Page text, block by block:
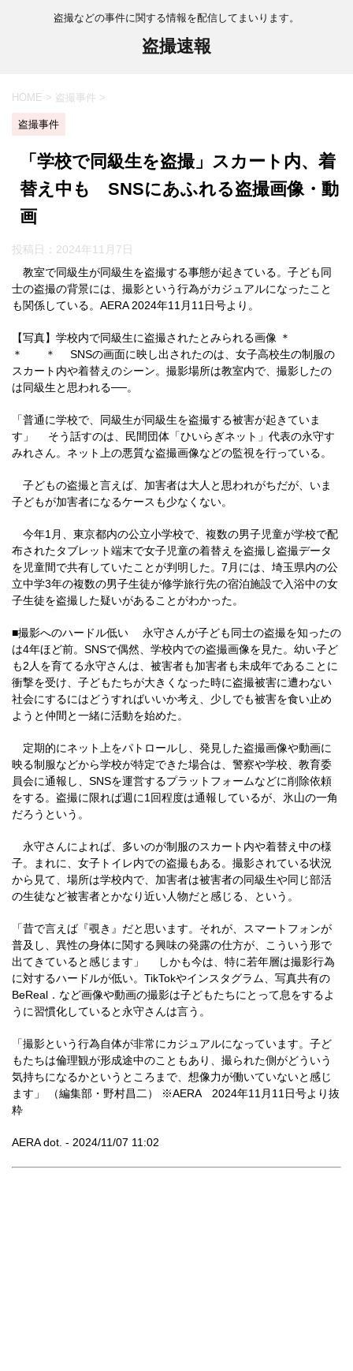
盗撮などの事件に関する情報を配信してまいります。
盗撮速報
HOME > 盗撮事件 >
盗撮事件
「学校で同級生を盗撮」スカート内、着
替え中も SNSにあふれる盗撮画像・動
画
投稿日： 2024年11月7日
教室で同級生が同級生を盗撮する事態が起きている。子ども同
士の盗撮の背景には、撮影という行為がカジュアルになったこと
も関係している。AERA 2024年11月11日号より。
【写真】学校内で同級生に盗撮されたとみられる画像 ＊
＊ ＊ SNSの画面に映し出されたのは、女子高校生の制服の
スカート内や着替えのシーン。撮影場所は教室内で、撮影したの
は同級生と思われる──。
「普通に学校で、同級生が同級生を盗撮する被害が起きていま
す」 そう話すのは、民間団体「ひいらぎネット」代表の永守す
みれさん。ネット上の悪質な盗撮画像などの監視を行っている。
子どもの盗撮と言えば、加害者は大人と思われがちだが、いま
子どもが加害者になるケースも少なくない。
今年1月、東京都内の公立小学校で、複数の男子児童が学校で配
布されたタブレット端末で女子児童の着替えを盗撮し盗撮データ
を児童間で共有していたことが判明した。7月には、埼玉県内の公
立中学3年の複数の男子生徒が修学旅行先の宿泊施設で入浴中の女
子生徒を盗撮した疑いがあることがわかった。
■撮影へのハードル低い 永守さんが子ども同士の盗撮を知ったの
は4年ほど前。SNSで偶然、学校内での盗撮画像を見た。幼い子ど
も2人を育てる永守さんは、被害者も加害者も未成年であることに
衝撃を受け、子どもたちが大きくなった時に盗撮被害に遭わない
社会にするにはどうすればいいか考え、少しでも被害を食い止め
ようと仲間と一緒に活動を始めた。
定期的にネット上をパトロールし、発見した盗撮画像や動画に
映る制服などから学校が特定できた場合は、警察や学校、教育委
員会に通報し、SNSを運営するプラットフォームなどに削除依頼
をする。盗撮に限れば週に1回程度は通報しているが、氷山の一角
だろうという。
永守さんによれば、多いのが制服のスカート内や着替え中の様
子。まれに、女子トイレ内での盗撮もある。撮影されている状況
から見て、場所は学校内で、加害者は被害者の同級生や同じ部活
の生徒など被害者とかなり近い人物だと感じる、という。
「昔で言えば『覗き』だと思います。それが、スマートフォンが
普及し、異性の身体に関する興味の発露の仕方が、こういう形で
出てきていると感じます」 しかも今は、特に若年層は撮影行為
に対するハードルが低い。TikTokやインスタグラム、写真共有の
BeReal．など画像や動画の撮影は子どもたちにとって息をするよ
うに習慣化していると永守さんは言う。
「撮影という行為自体が非常にカジュアルになっています。子ど
もたちは倫理観が形成途中のこともあり、撮られた側がどういう
気持ちになるかというところまで、想像力が働いていないと感じ
ます」 （編集部・野村昌二） ※AERA 2024年11月11日号より抜
粋
AERA dot. - 2024/11/07 11:02